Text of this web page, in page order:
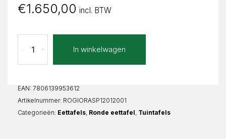
€1.650,00 incl. BTW
Giorgia
Rond
+
- In winkelwagen
EAN: 7806139953612
Artikelnummer: ROGIORASP12012001
Categorieën: Eettafels Ronde eettafel Tuintafels